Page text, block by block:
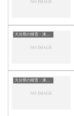
大分県の積雪・凍結情報
大分県の積雪・凍結情報